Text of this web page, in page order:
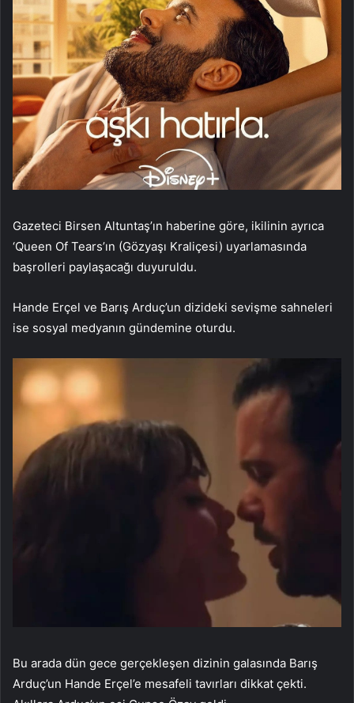
Gazeteci Birsen Altuntaş’ın haberine göre, ikilinin ayrıca
‘Queen Of Tears’ın (Gözyaşı Kraliçesi) uyarlamasında
başrolleri paylaşacağı duyuruldu.
Hande Erçel ve Barış Arduç’un dizideki sevişme sahneleri
ise sosyal medyanın gündemine oturdu.
Bu arada dün gece gerçekleşen dizinin galasında Barış
Arduç’un Hande Erçel’e mesafeli tavırları dikkat çekti.